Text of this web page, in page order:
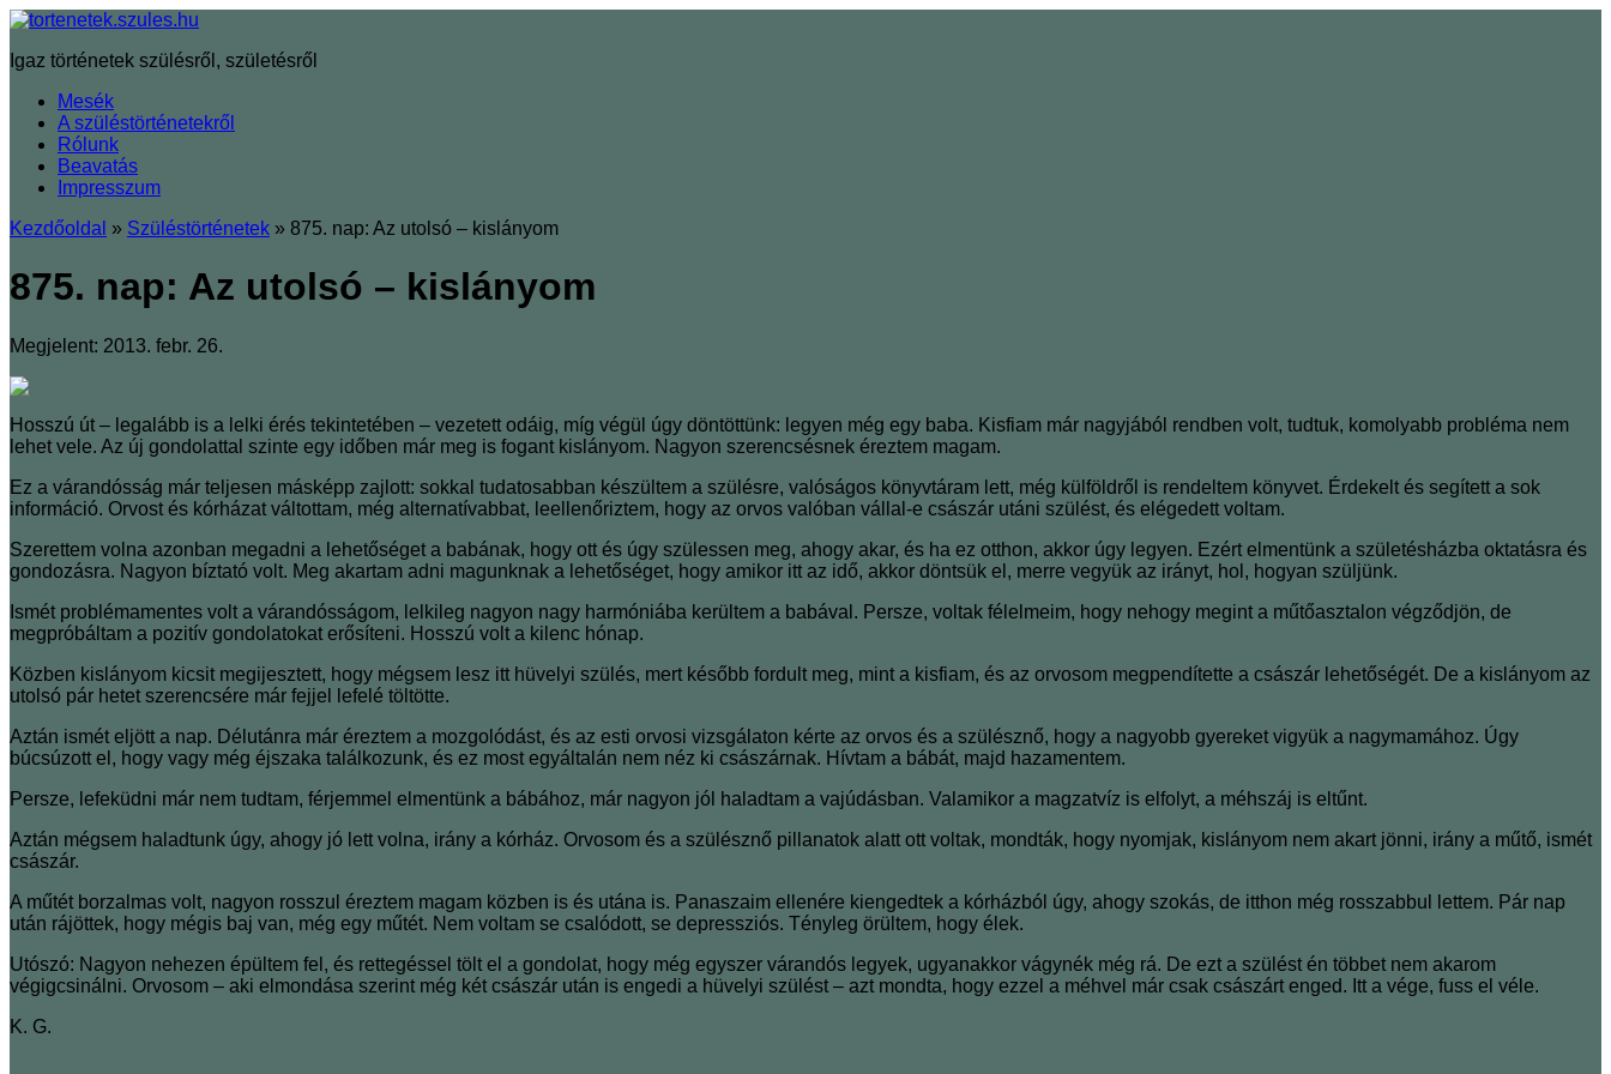
Igaz történetek szülésről, születésről
Mesék
A szüléstörténetekről
Rólunk
Beavatás
Impresszum
Kezdőoldal » Szüléstörténetek » 875. nap: Az utolsó – kislányom
875. nap: Az utolsó – kislányom
Megjelent: 2013. febr. 26.
Hosszú út – legalább is a lelki érés tekintetében – vezetett odáig, míg végül úgy döntöttünk: legyen még egy baba. Kisfiam már nagyjából rendben volt, tudtuk, komolyabb probléma nem
lehet vele. Az új gondolattal szinte egy időben már meg is fogant kislányom. Nagyon szerencsésnek éreztem magam.
Ez a várandósság már teljesen másképp zajlott: sokkal tudatosabban készültem a szülésre, valóságos könyvtáram lett, még külföldről is rendeltem könyvet. Érdekelt és segített a sok
információ. Orvost és kórházat váltottam, még alternatívabbat, leellenőriztem, hogy az orvos valóban vállal-e császár utáni szülést, és elégedett voltam.
Szerettem volna azonban megadni a lehetőséget a babának, hogy ott és úgy szülessen meg, ahogy akar, és ha ez otthon, akkor úgy legyen. Ezért elmentünk a születésházba oktatásra és
gondozásra. Nagyon bíztató volt. Meg akartam adni magunknak a lehetőséget, hogy amikor itt az idő, akkor döntsük el, merre vegyük az irányt, hol, hogyan szüljünk.
Ismét problémamentes volt a várandósságom, lelkileg nagyon nagy harmóniába kerültem a babával. Persze, voltak félelmeim, hogy nehogy megint a műtőasztalon végződjön, de
megpróbáltam a pozitív gondolatokat erősíteni. Hosszú volt a kilenc hónap.
Közben kislányom kicsit megijesztett, hogy mégsem lesz itt hüvelyi szülés, mert később fordult meg, mint a kisfiam, és az orvosom megpendítette a császár lehetőségét. De a kislányom az
utolsó pár hetet szerencsére már fejjel lefelé töltötte.
Aztán ismét eljött a nap. Délutánra már éreztem a mozgolódást, és az esti orvosi vizsgálaton kérte az orvos és a szülésznő, hogy a nagyobb gyereket vigyük a nagymamához. Úgy
búcsúzott el, hogy vagy még éjszaka találkozunk, és ez most egyáltalán nem néz ki császárnak. Hívtam a bábát, majd hazamentem.
Persze, lefeküdni már nem tudtam, férjemmel elmentünk a bábához, már nagyon jól haladtam a vajúdásban. Valamikor a magzatvíz is elfolyt, a méhszáj is eltűnt.
Aztán mégsem haladtunk úgy, ahogy jó lett volna, irány a kórház. Orvosom és a szülésznő pillanatok alatt ott voltak, mondták, hogy nyomjak, kislányom nem akart jönni, irány a műtő, ismét
császár.
A műtét borzalmas volt, nagyon rosszul éreztem magam közben is és utána is. Panaszaim ellenére kiengedtek a kórházból úgy, ahogy szokás, de itthon még rosszabbul lettem. Pár nap
után rájöttek, hogy mégis baj van, még egy műtét. Nem voltam se csalódott, se depressziós. Tényleg örültem, hogy élek.
Utószó: Nagyon nehezen épültem fel, és rettegéssel tölt el a gondolat, hogy még egyszer várandós legyek, ugyanakkor vágynék még rá. De ezt a szülést én többet nem akarom
végigcsinálni. Orvosom – aki elmondása szerint még két császár után is engedi a hüvelyi szülést – azt mondta, hogy ezzel a méhvel már csak császárt enged. Itt a vége, fuss el véle.
K. G.